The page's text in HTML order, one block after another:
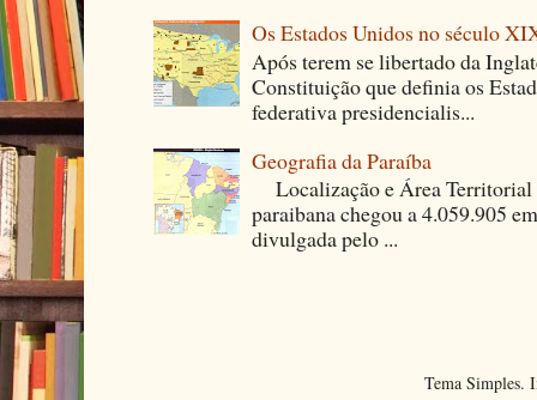
Os Estados Unidos no século
Após terem se libertado da
Constituição que definia os
federativa presidencialis...
Geografia da Paraíba
Localização e Área
paraibana chegou a 4.059.905
divulgada pelo ...
Tema Simples.